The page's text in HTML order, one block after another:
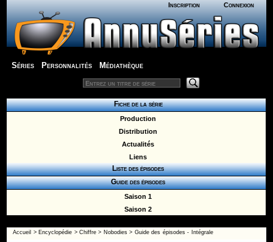
Inscription Connexion
Séries Personnalités Médiathèque
Fiche de la série
Production
Distribution
Actualités
Liens
Liste des épisodes
Guide des épisodes
Saison 1
Saison 2
Accueil > Encyclopédie >Chiffre > Nobodies> Guide des épisodes - Intégrale